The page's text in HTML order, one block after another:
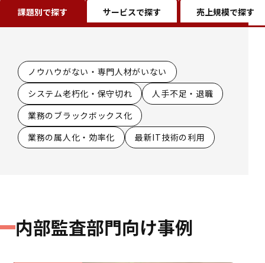
課題別で探す サービスで探す 売上規模で探す
ノウハウがない・専門人材がいない
システム老朽化・保守切れ
人手不足・退職
業務のブラックボックス化
業務の属人化・効率化
最新IT技術の利用
内部監査部門向けサービス
経理部門向けサービス
情報システム部門向けサービス
部門共通向けサービス
100億円未満
100億円以上
～500億円未
満
億円
以上
1000
億円
～
内部監査部門向け事例